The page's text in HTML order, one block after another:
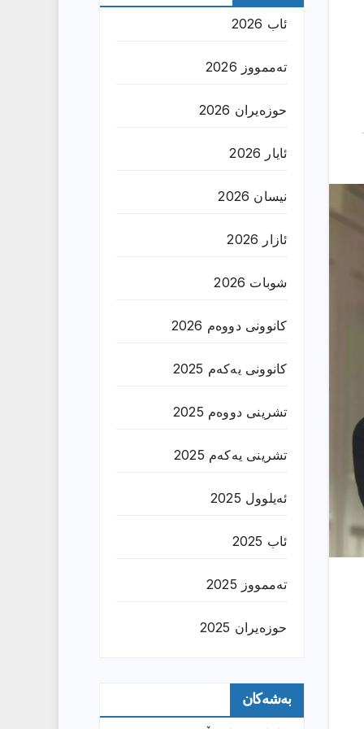
ئاب 2026
تەممووز 2026
حوزه‌یران 2026
ئایار 2026
نیسان 2026
ئازار 2026
شوبات 2026
کانوونی دووەم 2026
کانوونی یەکەم 2025
تشرینی دووەم 2025
تشرینی یەکەم 2025
ئەیلوول 2025
ئاب 2025
تەممووز 2025
حوزه‌یران 2025
بەشەکان